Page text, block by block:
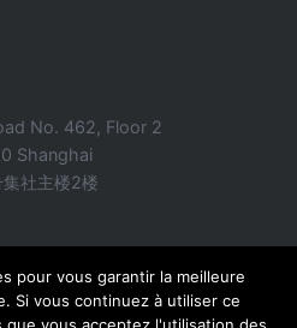
No. 462, Floor 2
Shanghai
社主楼2楼
pour vous garantir la meilleure
Si vous continuez à utiliser ce